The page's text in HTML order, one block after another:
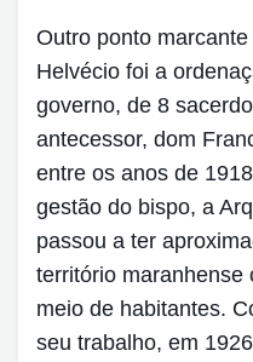
Outro ponto
Helvécio foi a
governo, de 8
antecessor, dom
entre os anos de
gestão do bispo, a
passou a ter
território maranhense
meio de habitantes.
seu trabalho, em